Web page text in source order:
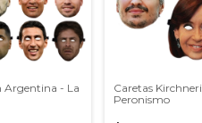
Argentina - La
Caretas
Peronismo